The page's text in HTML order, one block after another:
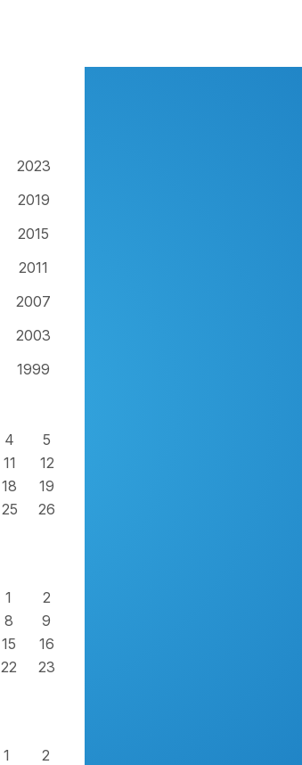
2023
2019
2015
2011
2007
2003
1999
4
5
11
12
18
19
25
26
1
2
8
9
15
16
22
23
1
2